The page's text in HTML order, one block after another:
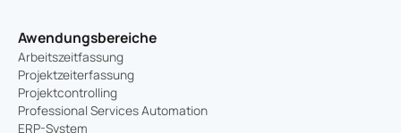
Awendungsbereiche
Arbeitszeitfassung
Projektzeiterfassung
Projektcontrolling
Professional Services Automation
ERP-System